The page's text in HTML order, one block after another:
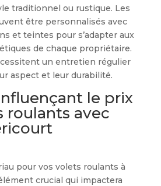
traditionnel ou rustique. Les
être personnalisés avec
et teintes pour s’adapter aux
de chaque propriétaire.
un entretien régulier
aspect et leur durabilité.
le prix
roulants avec
pour vos volets roulants à
crucial qui impactera